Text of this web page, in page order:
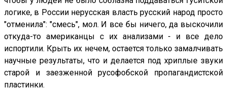
логике, в России нерусская власть русский народ просто
"отменила": "смесь", мол. И все бы ничего, да выскочили
откуда-то американцы с их анализами - и все дело
испортили. Крыть их нечем, остается только замалчивать
научные результаты, что и делается под хриплые звуки
старой и заезженной русофобской пропагандистской
пластинки.